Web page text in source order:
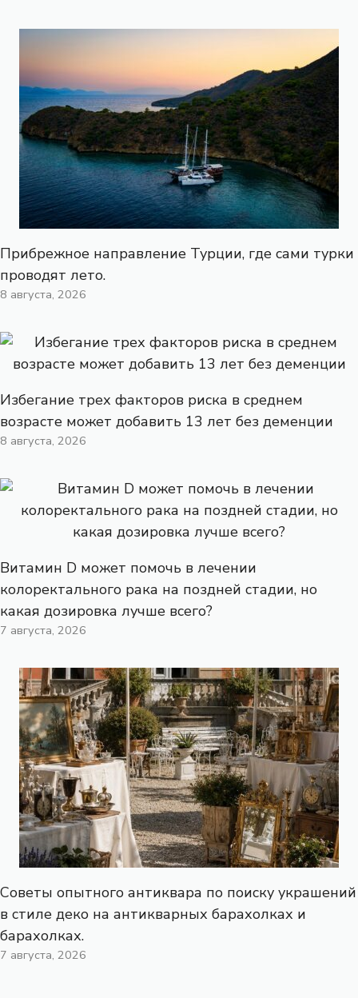
Прибрежное направление Турции, где сами турки
проводят лето.
8 августа, 2026
Избегание трех факторов риска в среднем
возрасте может добавить 13 лет без деменции
8 августа, 2026
Витамин D может помочь в лечении
колоректального рака на поздней стадии, но
какая дозировка лучше всего?
7 августа, 2026
Советы опытного антиквара по поиску украшений
в стиле деко на антикварных барахолках и
барахолках.
7 августа, 2026